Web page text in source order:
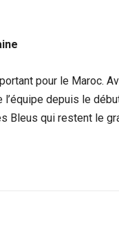
pour le Maroc.
depuis le
Bleus qui restent le